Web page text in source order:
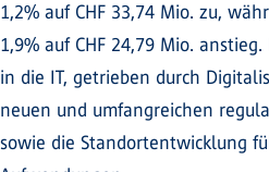
1,2% auf CHF 33,74 Mio. zu,
1,9% auf CHF 24,79 Mio.
in die IT, getrieben durch
neuen und umfangreichen
sowie die Standortentwicklung